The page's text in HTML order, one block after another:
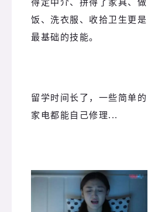
饭、洗衣服、收拾卫生更是
最基础的技能。
留学时间长了，一些简单的
家电都能自己修理...